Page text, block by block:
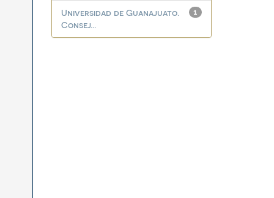
1
Universidad de Guanajuato.
Consej...